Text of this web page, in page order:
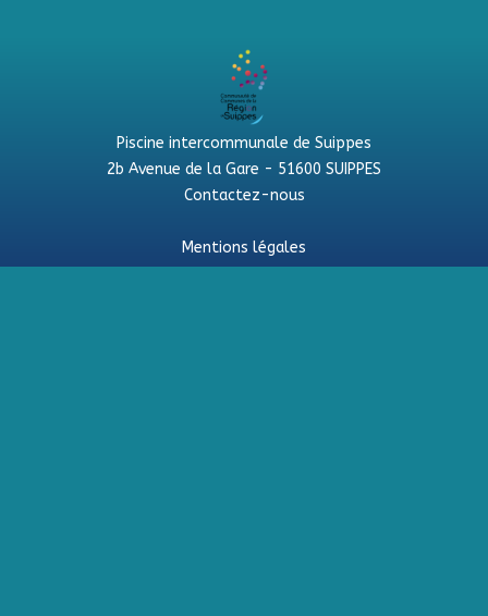
Piscine intercommunale de Suippes
2b Avenue de la Gare - 51600 SUIPPES
Contactez-nous
Mentions légales